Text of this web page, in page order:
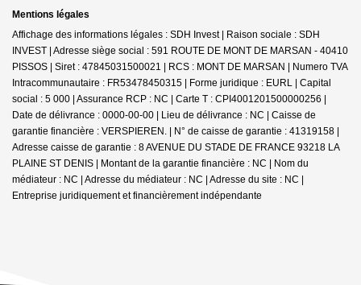
Mentions légales
Affichage des informations légales : SDH Invest | Raison sociale : SDH
INVEST | Adresse siège social : 591 ROUTE DE MONT DE MARSAN - 40410
PISSOS | Siret : 47845031500021 | RCS : MONT DE MARSAN | Numero TVA
Intracommunautaire : FR53478450315 | Forme juridique : EURL | Capital
social : 5 000 | Assurance RCP : NC | Carte T : CPI4001201500000256 |
Date de délivrance : 0000-00-00 | Lieu de délivrance : NC | Caisse de
garantie financière : VERSPIEREN. | N° de caisse de garantie : 41319158 |
Adresse caisse de garantie : 8 AVENUE DU STADE DE FRANCE 93218 LA
PLAINE ST DENIS | Montant de la garantie financière : NC | Nom du
médiateur : NC | Adresse du médiateur : NC | Adresse du site : NC |
Entreprise juridiquement et financièrement indépendante